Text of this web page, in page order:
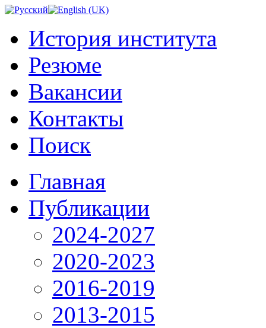
История института
Резюме
Вакансии
Контакты
Поиск
Главная
Публикации
2024-2027
2020-2023
2016-2019
2013-2015